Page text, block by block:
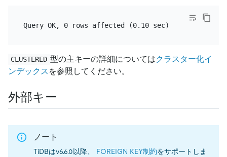
CLUSTERED 型の主キーの詳細についてはクラスター化イ
ンデックス を参照してください。
外部キー
ノート
TiDBはv6.6.0以降、 FOREIGN KEY制約をサポートしま